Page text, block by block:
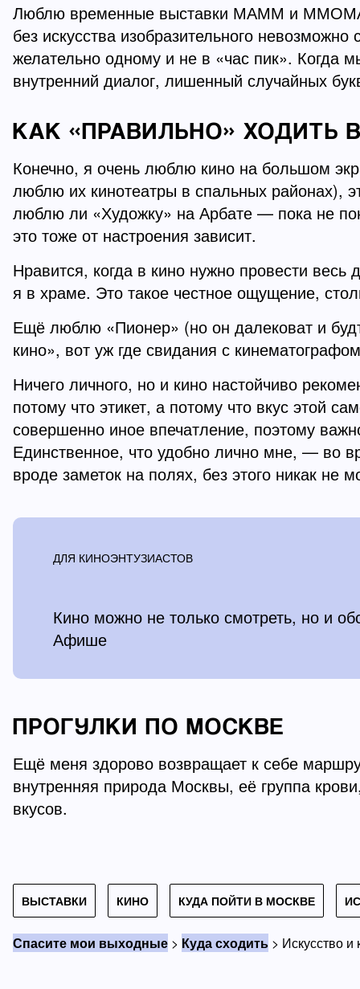
Люблю временные выставки МАММ и ММОМА,
без искусства изобразительного
желательно одному и не в «час пик». Когда
внутренний диалог, лишенный случайных
КАК «ПРАВИЛЬНО» ХОДИТЬ
Конечно, я очень люблю кино на большом
люблю их кинотеатры в спальных районах),
люблю ли «Художку» на Арбате — пока не
это тоже от настроения зависит.
Нравится, когда в кино нужно провести
я в храме. Это такое честное ощущение,
Ещё люблю «Пионер» (но он далековат и
кино», вот уж где свидания с
Ничего личного, но и кино настойчиво
потому что этикет, а потому что вкус этой
совершенно иное впечатление, поэтому
Единственное, что удобно лично мне, — во
вроде заметок на полях, без этого никак не
ДЛЯ КИНОЭНТУЗИАСТОВ
Кино можно не только смотреть, но и
Афише
ПРОГУЛКИ ПО МОСКВЕ
Ещё меня здорово возвращает к себе
внутренняя природа Москвы, её группа
вкусов.
ВЫСТАВКИ КИНО КУДА ПОЙТИ В МОСКВЕ
Спасите мои выходные > Куда сходить > Искусство